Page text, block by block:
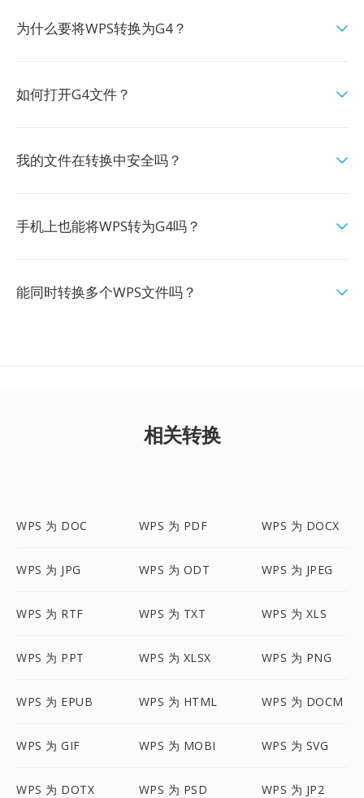
为什么要将WPS转换为G4？
如何打开G4文件？
我的文件在转换中安全吗？
手机上也能将WPS转为G4吗？
能同时转换多个WPS文件吗？
相关转换
WPS 为 DOC WPS 为 PDF WPS 为 DOCX
WPS 为 JPG WPS 为 ODT WPS 为 JPEG
WPS 为 RTF WPS 为 TXT WPS 为 XLS
WPS 为 PPT WPS 为 XLSX WPS 为 PNG
WPS 为 EPUB WPS 为 HTML WPS 为 DOCM
WPS 为 GIF WPS 为 MOBI WPS 为 SVG
WPS 为 DOTX WPS 为 PSD WPS 为 JP2